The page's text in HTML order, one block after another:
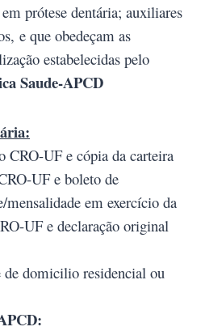
prótese dentária; auxiliares
e que obedeçam as
estabelecidas pelo
Saude-APCD
CRO-UF e cópia da carteira
UF e boleto de
mensalidade em exercício da
UF e declaração original
de domicilio residencial ou